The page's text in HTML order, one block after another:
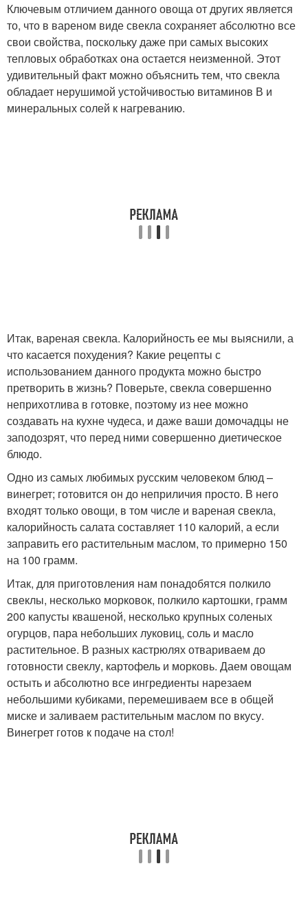
Ключевым отличием данного овоща от других является
то, что в вареном виде свекла сохраняет абсолютно все
свои свойства, поскольку даже при самых высоких
тепловых обработках она остается неизменной. Этот
удивительный факт можно объяснить тем, что свекла
обладает нерушимой устойчивостью витаминов В и
минеральных солей к нагреванию.
Итак, вареная свекла. Калорийность ее мы выяснили, а
что касается похудения? Какие рецепты с
использованием данного продукта можно быстро
претворить в жизнь? Поверьте, свекла совершенно
неприхотлива в готовке, поэтому из нее можно
создавать на кухне чудеса, и даже ваши домочадцы не
заподозрят, что перед ними совершенно диетическое
блюдо.
Одно из самых любимых русским человеком блюд –
винегрет; готовится он до неприличия просто. В него
входят только овощи, в том числе и вареная свекла,
калорийность салата составляет 110 калорий, а если
заправить его растительным маслом, то примерно 150
на 100 грамм.
Итак, для приготовления нам понадобятся полкило
свеклы, несколько морковок, полкило картошки, грамм
200 капусты квашеной, несколько крупных соленых
огурцов, пара небольших луковиц, соль и масло
растительное. В разных кастрюлях отвариваем до
готовности свеклу, картофель и морковь. Даем овощам
остыть и абсолютно все ингредиенты нарезаем
небольшими кубиками, перемешиваем все в общей
миске и заливаем растительным маслом по вкусу.
Винегрет готов к подаче на стол!